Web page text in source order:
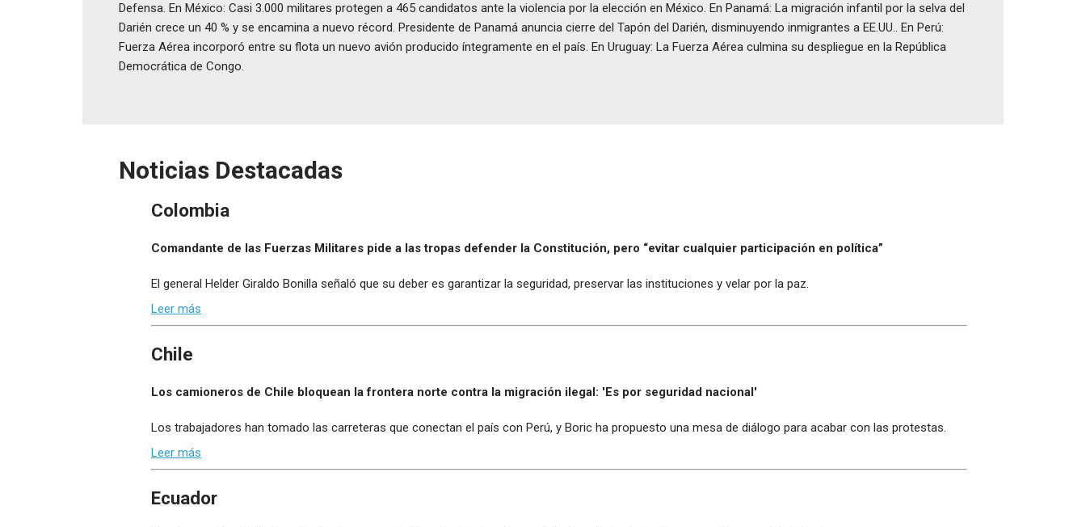
Defensa. En México: Casi 3.000 militares protegen a 465 candidatos ante la violencia por la elección en México. En Panamá: La migración infantil por la selva del
Darién crece un 40 % y se encamina a nuevo récord. Presidente de Panamá anuncia cierre del Tapón del Darién, disminuyendo inmigrantes a EE.UU.. En Perú:
Fuerza Aérea incorporó entre su flota un nuevo avión producido íntegramente en el país. En Uruguay: La Fuerza Aérea culmina su despliegue en la República
Democrática de Congo.
Noticias Destacadas
Colombia
Comandante de las Fuerzas Militares pide a las tropas defender la Constitución, pero “evitar cualquier participación en política”
El general Helder Giraldo Bonilla señaló que su deber es garantizar la seguridad, preservar las instituciones y velar por la paz.
Leer más
Chile
Los camioneros de Chile bloquean la frontera norte contra la migración ilegal: 'Es por seguridad nacional'
Los trabajadores han tomado las carreteras que conectan el país con Perú, y Boric ha propuesto una mesa de diálogo para acabar con las protestas.
Leer más
Ecuador